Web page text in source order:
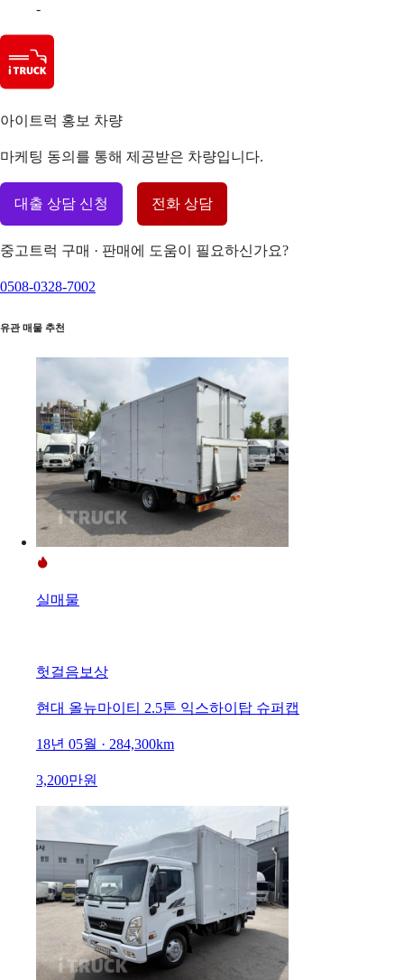
-
아이트럭 홍보 차량
마케팅 동의를 통해 제공받은 차량입니다.
대출 상담 신청 전화 상담
중고트럭 구매 · 판매에 도움이 필요하신가요?
0508-0328-7002
유관 매물 추천
실매물
헛걸음보상
현대 올뉴마이티 2.5톤 익스하이탑 슈퍼캡
18년 05월 · 284,300km
3,200만원